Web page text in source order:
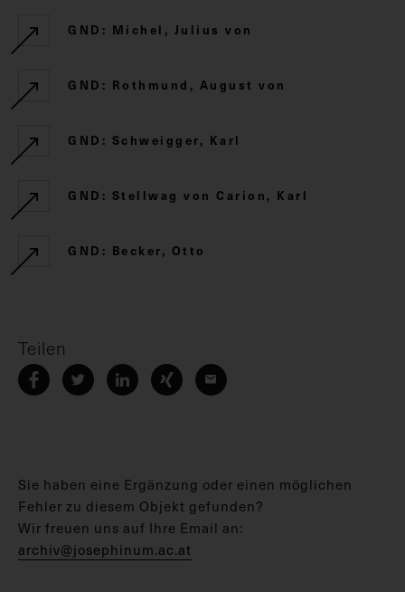
GND: Michel, Julius von
GND: Rothmund, August von
GND: Schweigger, Karl
GND: Stellwag von Carion, Karl
GND: Becker, Otto
Teilen
Sie haben eine Ergänzung oder einen möglichen
Fehler zu diesem Objekt gefunden?
Wir freuen uns auf Ihre Email an:
archiv@josephinum.ac.at